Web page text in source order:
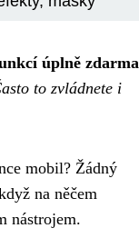
úplně zdarma
to zvládnete i
mobil? Žádný
na něčem
nástrojem.